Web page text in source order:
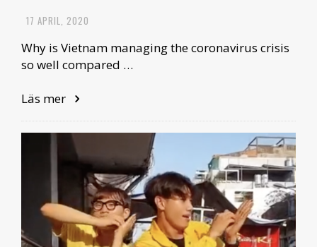
17 APRIL, 2020
Why is Vietnam managing the coronavirus crisis
so well compared …
Läs mer